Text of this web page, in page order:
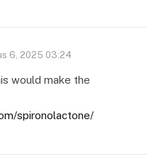
6, 2025 03:24
would make the
spironolactone/